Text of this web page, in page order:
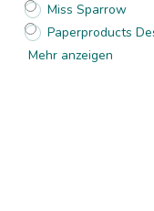
Miss Sparrow
Paperproducts
Mehr anzeigen